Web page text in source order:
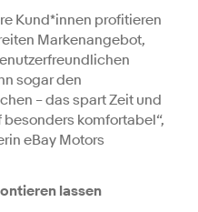
Kund*innen profitieren
Markenangebot,
sogar den
– das spart Zeit und
komfortabel“,
eBay Motors
lassen